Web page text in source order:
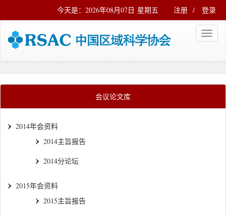
注册 / 登录
今天是：2026年08月07日 星期五
会议论文库
2014年会资料
2014主旨报告
2014分论坛
2015年会资料
2015主旨报告